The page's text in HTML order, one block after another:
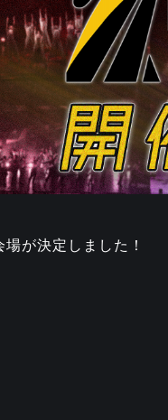
が決定しました！